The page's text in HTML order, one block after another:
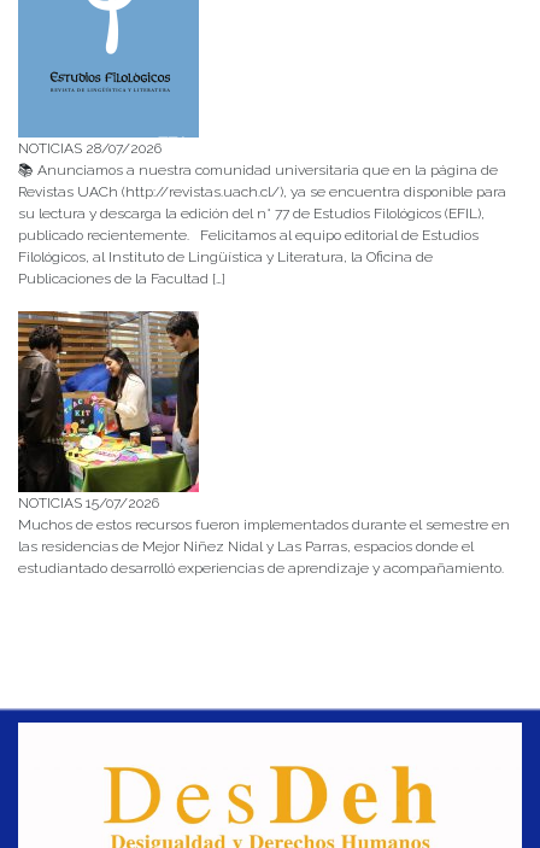
NOTICIAS 28/07/2026
📚 Anunciamos a nuestra comunidad universitaria que en la página de
Revistas UACh (http://revistas.uach.cl/), ya se encuentra disponible para
su lectura y descarga la edición del n° 77 de Estudios Filológicos (EFIL),
publicado recientemente. Felicitamos al equipo editorial de Estudios
Filológicos, al Instituto de Lingüística y Literatura, la Oficina de
Publicaciones de la Facultad […]
NOTICIAS 15/07/2026
Muchos de estos recursos fueron implementados durante el semestre en
las residencias de Mejor Niñez Nidal y Las Parras, espacios donde el
estudiantado desarrolló experiencias de aprendizaje y acompañamiento.